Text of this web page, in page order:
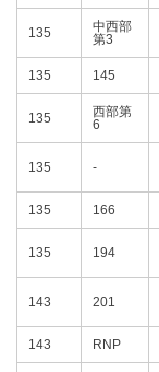
135
中西部
第3
135 145
135
西部第
6
135 -
135 166
135 194
143 201
143 RNP